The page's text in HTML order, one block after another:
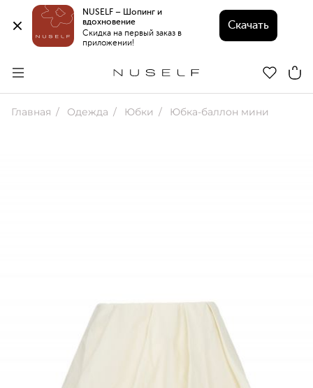
NUSELF – Шопинг и
вдохновение
Скидка на первый заказ в
приложении!
Скачать
Главная Одежда Юбки Юбка-баллон мини